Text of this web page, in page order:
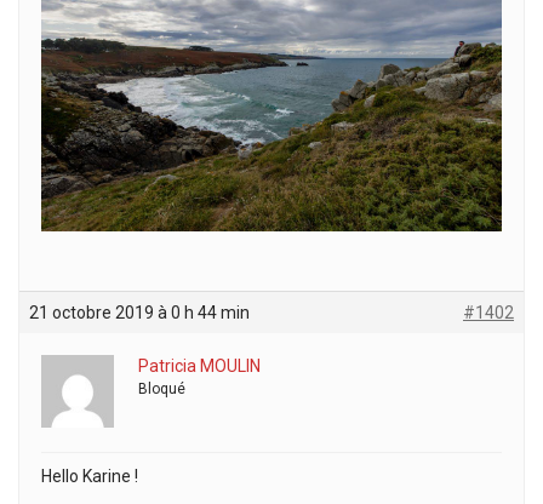
21 octobre 2019 à 0 h 44 min #1402
Patricia MOULIN
Bloqué
Hello Karine !